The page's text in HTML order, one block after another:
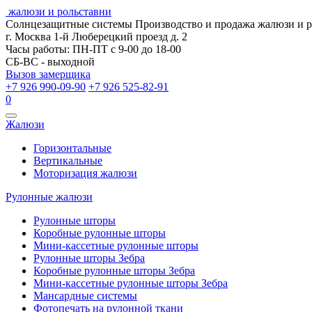
жалюзи и рольставни
Солнцезащитные системы Производство и продажа жалюзи и
г. Москва 1-й Люберецкий проезд д. 2
Часы работы: ПН-ПТ с 9-00 до 18-00
СБ-ВС - выходной
Вызов замерщика
+7 926 990-09-90 +7 926 525-82-91
0
Открыть
навигацию
Жалюзи
Горизонтальные
Вертикальные
Моторизация жалюзи
Рулонные жалюзи
Рулонные шторы
Коробные рулонные шторы
Мини-кассетные рулонные шторы
Рулонные шторы Зебра
Коробные рулонные шторы Зебра
Мини-кассетные рулонные шторы Зебра
Мансардные системы
Фотопечать на рулонной ткани